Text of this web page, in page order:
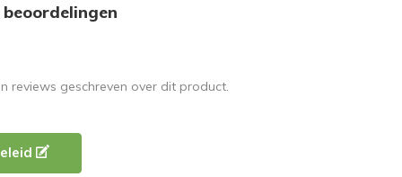
reviews geschreven over dit product.